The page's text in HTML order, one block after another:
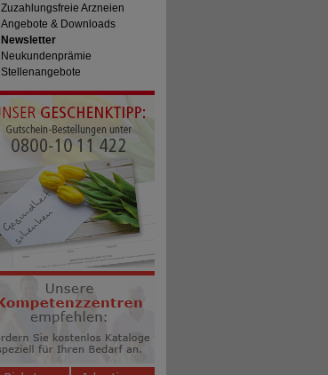
Zuzahlungsfreie Arzneien
Angebote & Downloads
Newsletter
Neukundenprämie
Stellenangebote